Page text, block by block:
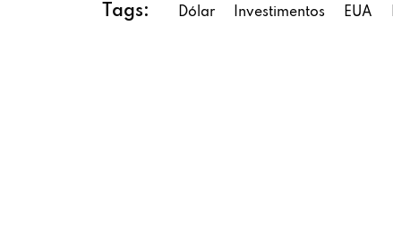
Tags: Dólar Investimentos EUA